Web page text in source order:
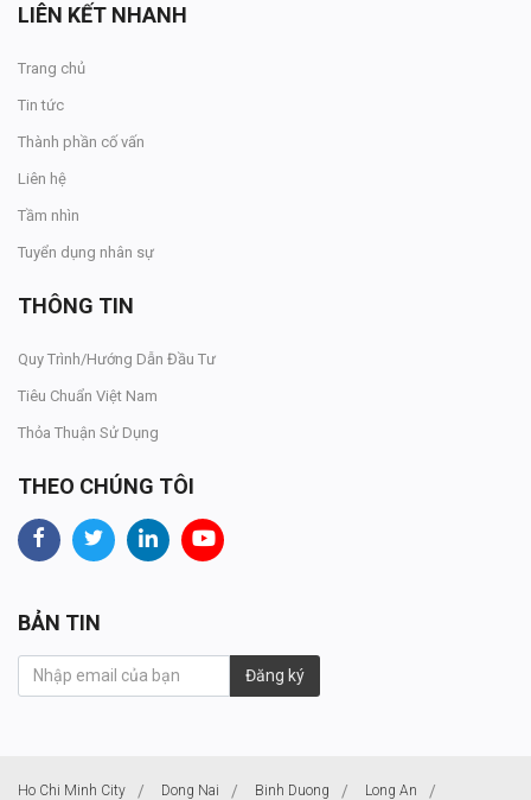
LIÊN KẾT NHANH
Trang chủ
Tin tức
Thành phần cố vấn
Liên hệ
Tầm nhìn
Tuyển dụng nhân sự
THÔNG TIN
Quy Trình/Hướng Dẫn Đầu Tư
Tiêu Chuẩn Việt Nam
Thỏa Thuận Sử Dụng
THEO CHÚNG TÔI
BẢN TIN
Đăng ký
Ho Chi Minh City Dong Nai Binh Duong
Long An